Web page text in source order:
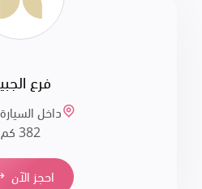
فرع
داخل السيارة
382 كم
احجز الآن